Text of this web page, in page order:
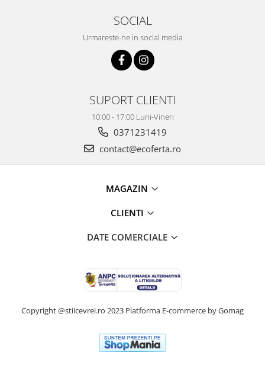
SOCIAL
Urmareste-ne in social media
SUPORT CLIENTI
10:00 - 17:00 Luni-Vineri
0371231419
contact@ecoferta.ro
MAGAZIN
CLIENTI
DATE COMERCIALE
Copyright @stiicevrei.ro 2023 Platforma E-commerce by Gomag